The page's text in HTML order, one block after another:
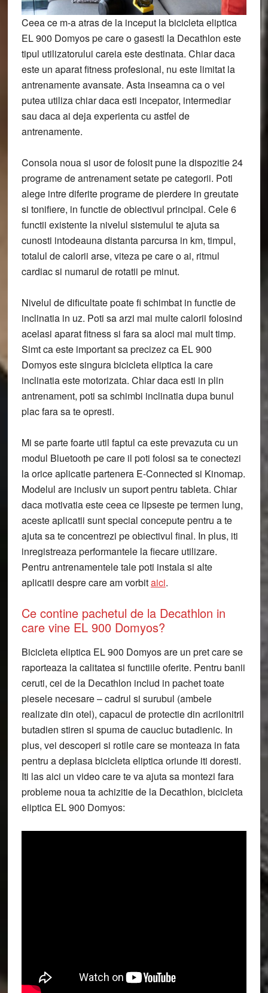
Ceea ce m-a atras de la inceput la bicicleta eliptica
EL 900 Domyos pe care o gasesti la Decathlon este
tipul utilizatorului careia este destinata. Chiar daca
este un aparat fitness profesional, nu este limitat la
antrenamente avansate. Asta inseamna ca o vei
putea utiliza chiar daca esti incepator, intermediar
sau daca ai deja experienta cu astfel de
antrenamente.
Consola noua si usor de folosit pune la dispozitie 24
programe de antrenament setate pe categorii. Poti
alege intre diferite programe de pierdere in greutate
si tonifiere, in functie de obiectivul principal. Cele 6
functii existente la nivelul sistemului te ajuta sa
cunosti intodeauna distanta parcursa in km, timpul,
totalul de calorii arse, viteza pe care o ai, ritmul
cardiac si numarul de rotatii pe minut.
Nivelul de dificultate poate fi schimbat in functie de
inclinatia in uz. Poti sa arzi mai multe calorii folosind
acelasi aparat fitness si fara sa aloci mai mult timp.
Simt ca este important sa precizez ca EL 900
Domyos este singura bicicleta eliptica la care
inclinatia este motorizata. Chiar daca esti in plin
antrenament, poti sa schimbi inclinatia dupa bunul
plac fara sa te opresti.
Mi se parte foarte util faptul ca este prevazuta cu un
modul Bluetooth pe care il poti folosi sa te conectezi
la orice aplicatie partenera E-Connected si Kinomap.
Modelul are inclusiv un suport pentru tableta. Chiar
daca motivatia este ceea ce lipseste pe termen lung,
aceste aplicatii sunt special concepute pentru a te
ajuta sa te concentrezi pe obiectivul final. In plus, iti
inregistreaza performantele la fiecare utilizare.
Pentru antrenamentele tale poti instala si alte
aplicatii despre care am vorbitaici.
Ce contine pachetul de la Decathlon in
care vine EL 900 Domyos?
Bicicleta eliptica EL 900 Domyos are un pret care se
raporteaza la calitatea si functiile oferite. Pentru banii
ceruti, cei de la Decathlon includ in pachet toate
piesele necesare – cadrul si surubul (ambele
realizate din otel), capacul de protectie din acrilonitril
butadien stiren si spuma de cauciuc butadienic. In
plus, vei descoperi si rotile care se monteaza in fata
pentru a deplasa bicicleta eliptica oriunde iti doresti.
Iti las aici un video care te va ajuta sa montezi fara
probleme noua ta achizitie de la Decathlon, bicicleta
eliptica EL 900 Domyos: